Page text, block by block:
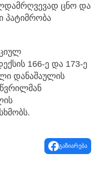
ცნო და
პატიმრობა
166-ე და 173-ე
დანაშაულის
გაზიარება